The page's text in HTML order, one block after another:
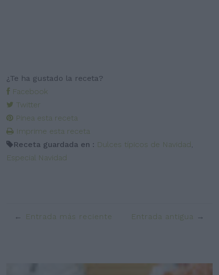
¿Te ha gustado la receta?
Facebook
Twitter
Pinea esta receta
Imprime esta receta
Receta guardada en : Dulces típicos de Navidad,
Especial Navidad
Entrada más reciente Entrada antigua